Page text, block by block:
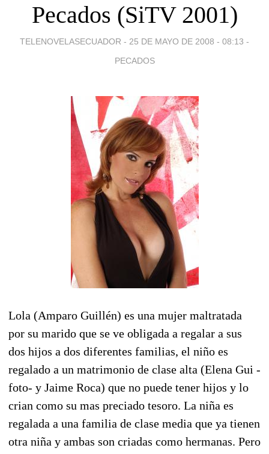
Pecados (SiTV 2001)
TELENOVELASECUADOR - 25 DE MAYO DE 2008 - 08:13 -
PECADOS
Lola (Amparo Guillén) es una mujer maltratada
por su marido que se ve obligada a regalar a sus
dos hijos a dos diferentes familias, el niño es
regalado a un matrimonio de clase alta (Elena Gui -
foto- y Jaime Roca) que no puede tener hijos y lo
crian como su mas preciado tesoro. La niña es
regalada a una familia de clase media que ya tienen
otra niña y ambas son criadas como hermanas. Pero